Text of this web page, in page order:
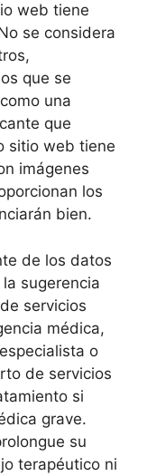
web tiene
se considera
que se
una
que
sitio web tiene
imágenes
los
bien.
de los datos
sugerencia
servicios
médica,
o
de servicios
si
grave.
su
terapéutico ni